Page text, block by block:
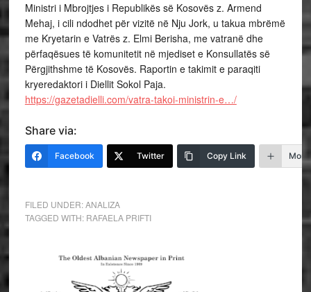
Ministri i Mbrojtjes i Republikës së Kosovës z. Armend
Mehaj, i cili ndodhet për vizitë në Nju Jork, u takua mbrëmë
me Kryetarin e Vatrës z. Elmi Berisha, me vatranë dhe
përfaqësues të komunitetit në mjediset e Konsullatës së
Përgjithshme të Kosovës. Raportin e takimit e paraqiti
kryeredaktori i Diellit Sokol Paja.
https://gazetadielli.com/vatra-takoi-ministrin-e…/
Share via:
Facebook Twitter Copy Link More
FILED UNDER:ANALIZA
TAGGED WITH: RAFAELA PRIFTI